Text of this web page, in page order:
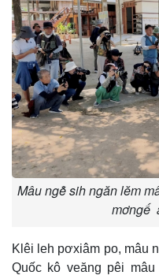
Mâu ngê̆ sih ngăn lĕm
mơngế
Klêi leh pơxiâm po, mâu
Quốc kô veăng pêi